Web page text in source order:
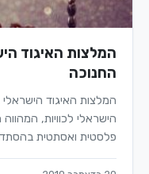
המלצות האיגוד
החנוכה
המלצות האיגוד
הישראלי לכוויות,
פלסטית ואסתטית